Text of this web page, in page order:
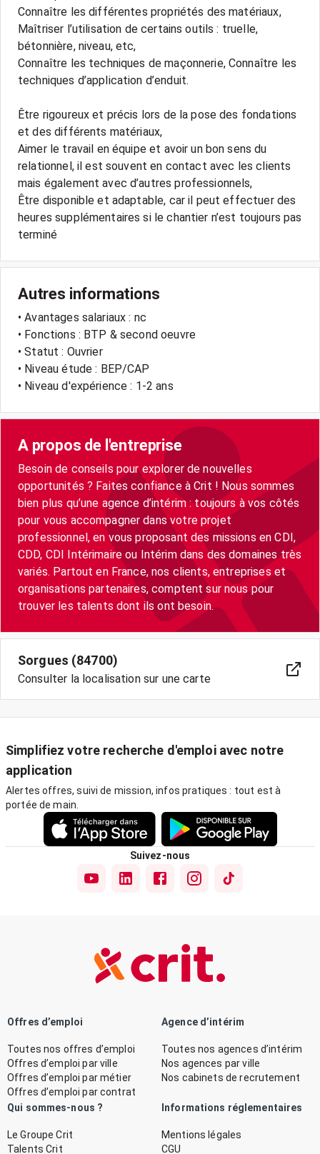
Connaître les différentes propriétés des matériaux,
Maîtriser l’utilisation de certains outils : truelle,
bétonnière, niveau, etc,
Connaître les techniques de maçonnerie, Connaître les
techniques d’application d’enduit.
Être rigoureux et précis lors de la pose des fondations
et des différents matériaux,
Aimer le travail en équipe et avoir un bon sens du
relationnel, il est souvent en contact avec les clients
mais également avec d’autres professionnels,
Être disponible et adaptable, car il peut effectuer des
heures supplémentaires si le chantier n’est toujours pas
terminé
Autres informations
• Avantages salariaux : nc
• Fonctions : BTP & second oeuvre
• Statut : Ouvrier
• Niveau étude : BEP/CAP
• Niveau d'expérience : 1-2 ans
A propos de l'entreprise
Besoin de conseils pour explorer de nouvelles
opportunités ? Faites confiance à Crit ! Nous sommes
bien plus qu’une agence d’intérim : toujours à vos côtés
pour vous accompagner dans votre projet
professionnel, en vous proposant des missions en CDI,
CDD, CDI Intérimaire ou Intérim dans des domaines très
variés. Partout en France, nos clients, entreprises et
organisations partenaires, comptent sur nous pour
trouver les talents dont ils ont besoin.
Sorgues (84700)
Consulter la localisation sur une carte
Simplifiez votre recherche d'emploi avec notre
application
Alertes offres, suivi de mission, infos pratiques : tout est à
portée de main.
Suivez-nous
Offres d’emploi
Toutes nos offres d’emploi
Offres d’emploi par ville
Offres d’emploi par métier
Offres d’emploi par contrat
Agence d’intérim
Toutes nos agences d’intérim
Nos agences par ville
Nos cabinets de recrutement
Qui sommes-nous ?
Le Groupe Crit
Talents Crit
Informations réglementaires
Mentions légales
CGU